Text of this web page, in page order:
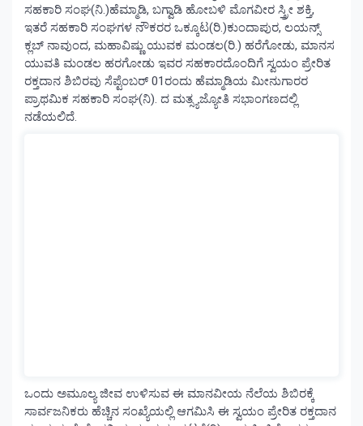
ಸಹಕಾರಿ ಸಂಘ(ನಿ.)ಹೆಮ್ಮಾಡಿ, ಬಗ್ವಾಡಿ ಹೋಬಳಿ ಮೊಗವೀರ ಸ್ತ್ರೀ ಶಕ್ತಿ,
ಇತರೆ ಸಹಕಾರಿ ಸಂಘಗಳ ನೌಕರರ ಒಕ್ಕೂಟ(ರಿ.)ಕುಂದಾಪುರ, ಲಯನ್ಸ್
ಕ್ಲಬ್ ನಾವುಂದ, ಮಹಾವಿಷ್ಣು ಯುವಕ ಮಂಡಲ(ರಿ.) ಹರೆಗೋಡು, ಮಾನಸ
ಯುವತಿ ಮಂಡಲ ಹರಗೋಡು ಇವರ ಸಹಕಾರದೊಂದಿಗೆ ಸ್ವಯಂ ಪ್ರೇರಿತ
ರಕ್ತದಾನ ಶಿಬಿರವು ಸೆಪ್ಟೆಂಬರ್ 01ರಂದು ಹೆಮ್ಮಾಡಿಯ ಮೀನುಗಾರರ
ಪ್ರಾಥಮಿಕ ಸಹಕಾರಿ ಸಂಘ(ನಿ). ದ ಮತ್ಸ್ಯಜ್ಯೋತಿ ಸಭಾಂಗಣದಲ್ಲಿ
ನಡೆಯಲಿದೆ.
ಒಂದು ಅಮೂಲ್ಯ ಜೀವ ಉಳಿಸುವ ಈ ಮಾನವೀಯ ನೆಲೆಯ ಶಿಬಿರಕ್ಕೆ
ಸಾರ್ವಜನಿಕರು ಹೆಚ್ಚಿನ ಸಂಖ್ಯೆಯಲ್ಲಿ ಆಗಮಿಸಿ ಈ ಸ್ವಯಂ ಪ್ರೇರಿತ ರಕ್ತದಾನ